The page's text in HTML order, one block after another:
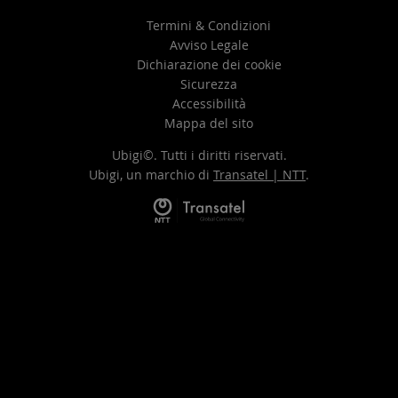
Termini & Condizioni
Avviso Legale
Dichiarazione dei cookie
Sicurezza
Accessibilità
Mappa del sito
Ubigi©. Tutti i diritti riservati.
Ubigi, un marchio di Transatel | NTT.